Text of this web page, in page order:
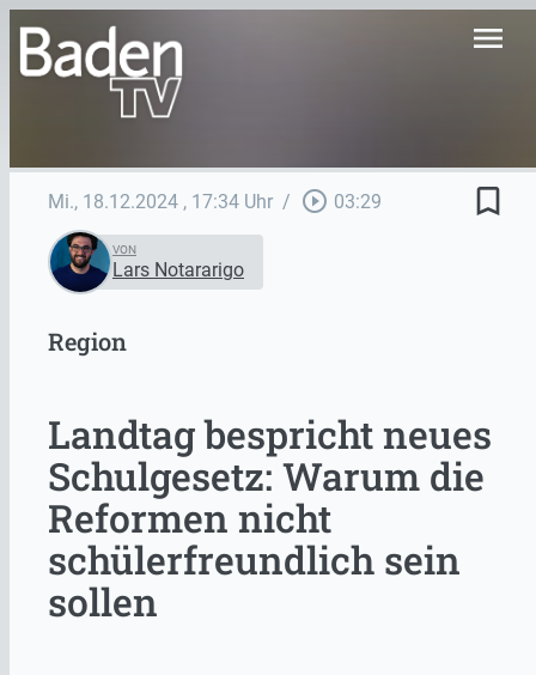
menu
Mi., 18.12.2024 , 17:34 Uhr / play_circle_outline 03:29 bookmark_border
VON
Lars Notararigo
Region
Landtag bespricht neues
Schulgesetz: Warum die
Reformen nicht
schülerfreundlich sein
sollen